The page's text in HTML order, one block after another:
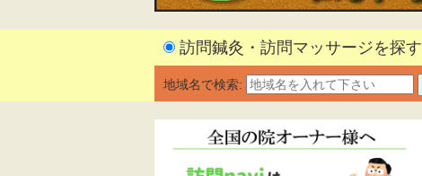
訪問鍼灸・訪問マッサージを探す
地域名で検索: